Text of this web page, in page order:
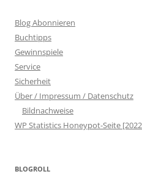
Blog Abonnieren
Buchtipps
Gewinnspiele
Service
Sicherheit
Über / Impressum / Datenschutz
Bildnachweise
WP Statistics Honeypot-Seite
BLOGROLL